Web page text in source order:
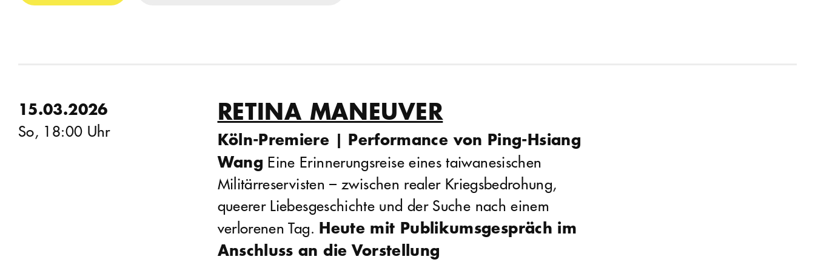
15.03.2026
So, 18:00 Uhr
RETINA MANEUVER
Köln-Premiere | Performance von Ping-Hsiang
Wang Eine Erinnerungsreise eines taiwanesischen
Militärreservisten – zwischen realer Kriegsbedrohung,
queerer Liebesgeschichte und der Suche nach einem
verlorenen Tag. Heute mit Publikumsgespräch im
Anschluss an die Vorstellung